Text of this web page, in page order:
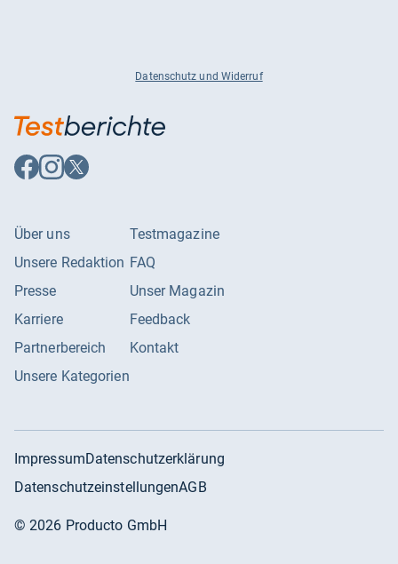
Datenschutz und Widerruf
Auf
Facebook
Auf
Instagram
Auf
X
Über uns
Unsere Redaktion
Presse
Karriere
Partnerbereich
Unsere Kategorien
Testmagazine
FAQ
Unser Magazin
Feedback
Kontakt
ImpressumDatenschutzerklärung
DatenschutzeinstellungenAGB
©2026 Producto GmbH